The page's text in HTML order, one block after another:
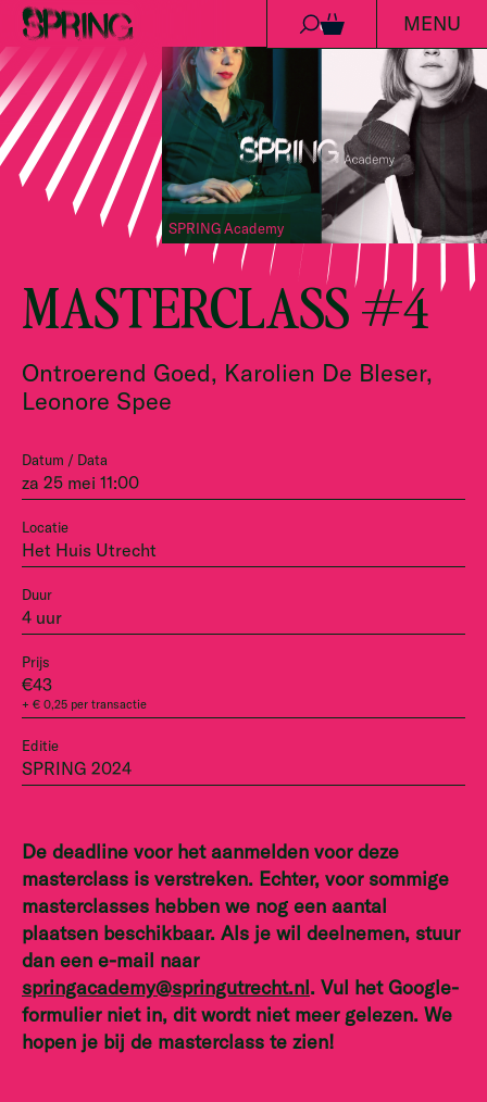
Ga naar de inhoud
0 MENU
SPRING Academy
MASTERCLASS #4
Ontroerend Goed, Karolien De Bleser,
Leonore Spee
Datum / Data
za 25 mei 11:00
Locatie
Het Huis Utrecht
Duur
4 uur
Prijs
€43
+ € 0,25 per transactie
Editie
SPRING 2024
De deadline voor het aanmelden voor deze
masterclass is verstreken. Echter, voor sommige
masterclasses hebben we nog een aantal
plaatsen beschikbaar. Als je wil deelnemen, stuur
dan een e-mail naar
springacademy@springutrecht.nl. Vul het Google-
formulier niet in, dit wordt niet meer gelezen. We
hopen je bij de masterclass te zien!